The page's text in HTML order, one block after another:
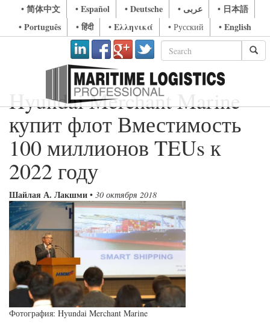
• 简体中文 • Español • Deutsche • عربى
• 日本語
• Português
• हिंदी • Ελληνικά • Русский • English
Hyundai Merchant Marine
купит флот Вместимость
100 миллионов TEUs к
2022 году
Шайлая А. Лакшми • 30 октября 2018
Фотография: Hyundai Merchant Marine